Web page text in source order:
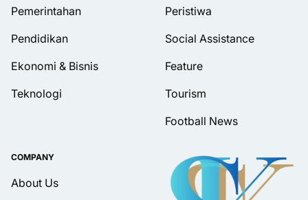
Pemerintahan
Pendidikan
Ekonomi & Bisnis
Teknologi
Peristiwa
Social Assistance
Feature
Tourism
Football News
COMPANY
About Us